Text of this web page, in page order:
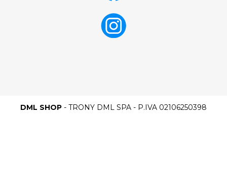
DML SHOP - TRONY DML SPA - P.IVA 02106250398